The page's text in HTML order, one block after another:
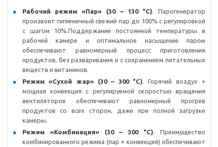
Рабочий режим «Пар» (30 – 130 °C) . Парогенератор
произвоит гигиеничный свежий пар до 100% с регулировкой
с шагом 10%.Поддержание постоянной температуры в
рабочей камере и оптимальное насыщение паром
обеспечивают равномерный процесс приготовления
продуктов, без разваривания и с сохранением питательных
веществ и витаминов.
Режим «Сухой жар» (30 – 300 °C) . Горячий воздух +
мощная конвекция с регулируемой скоростью вращения
вентиляторов обеспечивают равномерный прогрев
продуктов со всех сторон, даже при полной загрузке
камеры.
Режим «Комбинация» (30 – 300 °C) . Преимущество
комбинированного режима (пар + конвекция) обеспечивают